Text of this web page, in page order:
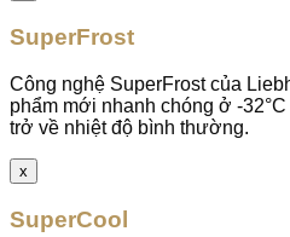
SuperFrost
Công nghệ SuperFrost của
phẩm mới nhanh chóng ở -
trở về nhiệt độ bình thường.
x
SuperCool